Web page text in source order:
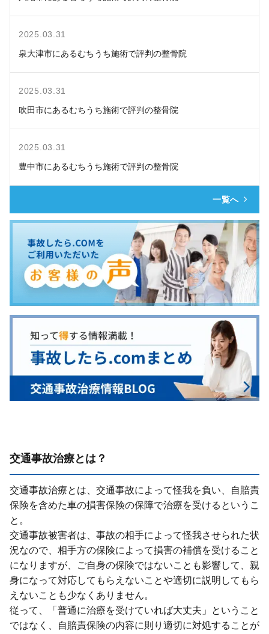
2025.03.31
泉大津市にあるむちうち施術で評判の整骨院
2025.03.31
吹田市にあるむちうち施術で評判の整骨院
2025.03.31
豊中市にあるむちうち施術で評判の整骨院
一覧へ
交通事故治療とは？
交通事故治療とは、交通事故によって怪我を負い、⾃賠責
保険を含めた⾞の損害保険の保障で治療を受けるというこ
と。
交通事故被害者は、事故の相⼿によって怪我させられた状
況なので、相⼿⽅の保険によって損害の補償を受けること
になりますが、ご⾃⾝の保険ではないことも影響して、親
⾝になって対応してもらえないことや適切に説明してもら
えないことも少なくありません。
従って、「普通に治療を受けていれば⼤丈夫」ということ
ではなく、⾃賠責保険の内容に則り適切に対処することが